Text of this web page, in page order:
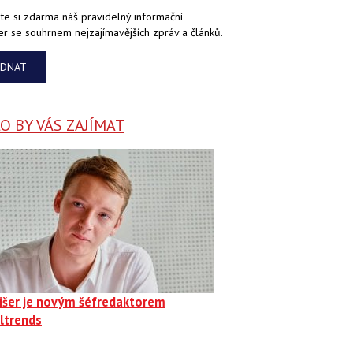
si zdarma náš pravidelný informační
se souhrnem nejzajímavějších zpráv a článků.
BY VÁS ZAJÍMAT
je novým šéfredaktorem